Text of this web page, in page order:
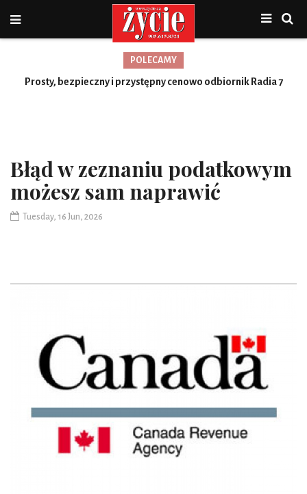
POLECAMY
Prosty, bezpieczny i przystępny cenowo odbiornik Radia 7
Nowa jakość, więcej możliwości
Błąd w zeznaniu podatkowym
możesz sam naprawić
Tuesday, 16 Jun, 2026